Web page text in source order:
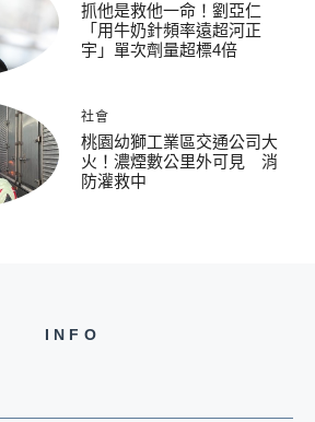
抓他是救他一命！劉亞仁
「用牛奶針頻率遠超河正
宇」單次劑量超標4倍
社會
桃園幼獅工業區交通公司大
火！濃煙數公里外可見 消
防灌救中
INFO